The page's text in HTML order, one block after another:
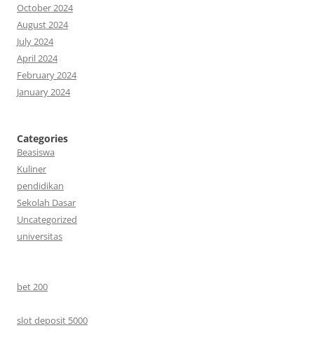
October 2024
August 2024
July 2024
April 2024
February 2024
January 2024
Categories
Beasiswa
Kuliner
pendidikan
Sekolah Dasar
Uncategorized
universitas
bet 200
slot deposit 5000